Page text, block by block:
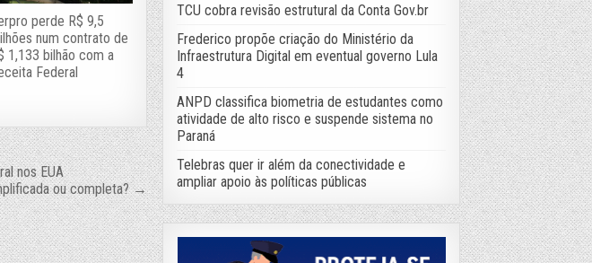
perde R$ 9,5
num contrato de
1,133 bilhão com a
Federal
nos EUA
ou completa? →
TCU cobra revisão estrutural da Conta Gov.br
Frederico propõe criação do Ministério da
Infraestrutura Digital em eventual governo Lula
4
ANPD classifica biometria de estudantes como
atividade de alto risco e suspende sistema no
Paraná
Telebras quer ir além da conectividade e
ampliar apoio às políticas públicas